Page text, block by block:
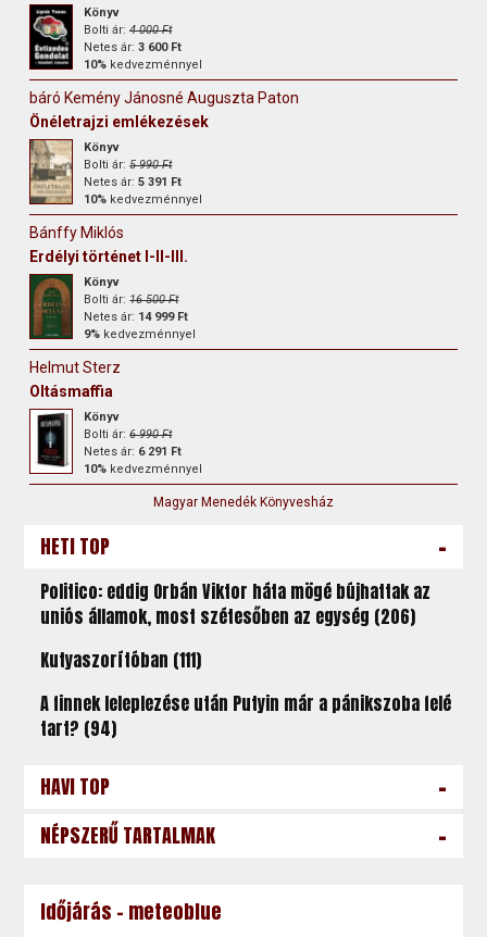
Könyv
Bolti ár:4 000 Ft
Netes ár:3 600 Ft
10% kedvezménnyel
báró Kemény Jánosné Auguszta Paton
Önéletrajzi emlékezések
Könyv
Bolti ár:5 990 Ft
Netes ár:5 391 Ft
10% kedvezménnyel
Bánffy Miklós
Erdélyi történet I-II-III.
Könyv
Bolti ár:16 500 Ft
Netes ár: 14 999 Ft
9% kedvezménnyel
Helmut Sterz
Oltásmaffia
Könyv
Bolti ár:6 990 Ft
Netes ár: 6 291 Ft
10% kedvezménnyel
Magyar Menedék Könyvesház
HETI TOP -
Politico: eddig Orbán Viktor háta mögé bújhattak az
uniós államok, most szétesőben az egység (206)
Kutyaszorítóban (111)
A finnek leleplezése után Putyin már a pánikszoba felé
tart? (94)
HAVI TOP -
NÉPSZERŰ TARTALMAK -
Időjárás - meteoblue